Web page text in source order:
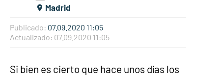
Madrid
Publicado: 07.09.2020 11:05
Actualizado: 07.09.2020 11:05
Si bien es cierto que hace unos días los